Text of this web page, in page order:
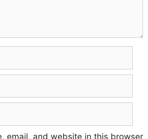
email, and website in this browser